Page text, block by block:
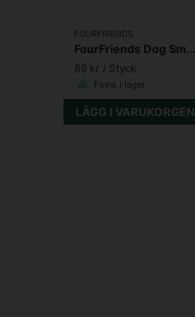
FOURFRIENDS
FourFriends Dog Small Breed Venison
89 kr / Styck
Finns i lager
LÄGG I VARUKORGEN